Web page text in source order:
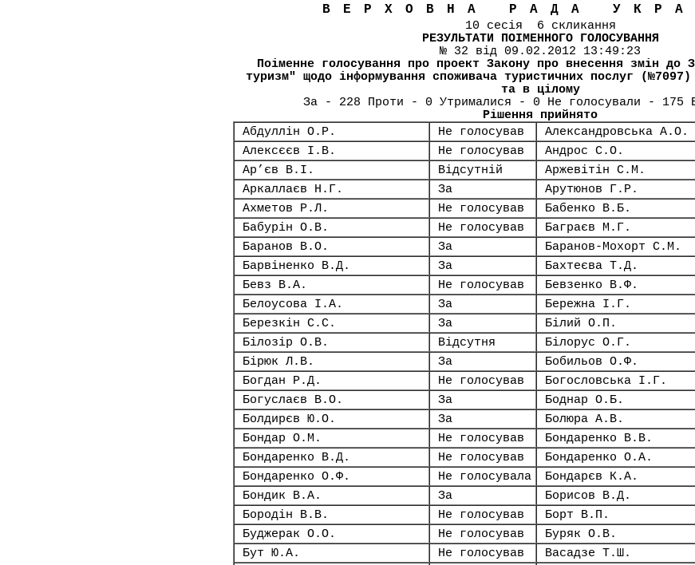
ВЕРХОВНА РАДА
10 сесія 6 скликання
РЕЗУЛЬТАТИ ПОІМЕННОГО ГОЛОСУВАННЯ
№ 32 від 09.02.2012 13:49:23
Поіменне голосування про проект Закону про внесення змін до
туризм" щодо інформування споживача туристичних послуг
та в цілому
За - 228 Проти - 0 Утрималися - 0 Не голосували - 175
Рішення прийнято
Абдуллін О.Р.
Не голосував Александровська А.О.
Алексєєв І.В.
Не голосував Андрос С.О.
Ар’єв В.І.
Відсутній Аржевітін С.М.
Аркаллаєв Н.Г.
За Арутюнов Г.Р.
Ахметов Р.Л.
Не голосував Бабенко В.Б.
Бабурін О.В.
Не голосував Баграєв М.Г.
Баранов В.О.
За Баранов-Мохорт С.М.
Барвіненко В.Д.
За Бахтеєва Т.Д.
Бевз В.А.
Не голосував Бевзенко В.Ф.
Белоусова І.А.
За Бережна І.Г.
Березкін С.С.
За Білий О.П.
Білозір О.В.
Відсутня Білорус О.Г.
Бірюк Л.В.
За Бобильов О.Ф.
Богдан Р.Д.
Не голосував Богословська І.Г.
Богуслаєв В.О.
За Боднар О.Б.
Болдирєв Ю.О.
За Болюра А.В.
Бондар О.М.
Не голосував Бондаренко В.В.
Бондаренко В.Д.
Не голосував Бондаренко О.А.
Бондаренко О.Ф.
Не голосувала Бондарєв К.А.
Бондик В.А.
За Борисов В.Д.
Бородін В.В.
Не голосував Борт В.П.
Буджерак О.О.
Не голосував Буряк О.В.
Бут Ю.А.
Не голосував Васадзе Т.Ш.